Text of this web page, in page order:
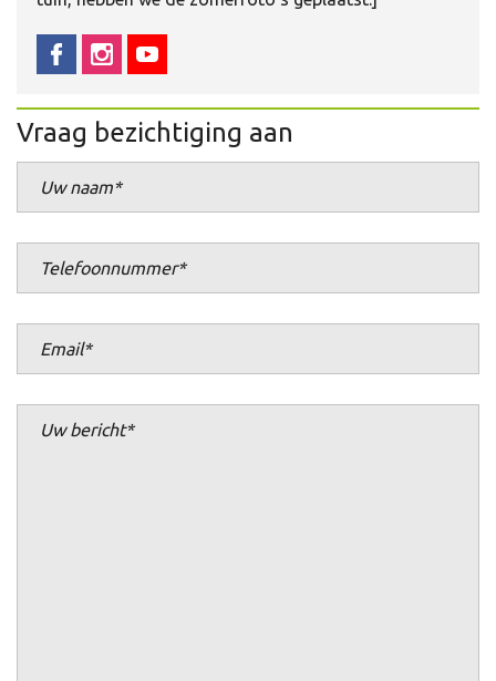
Vraag bezichtiging aan